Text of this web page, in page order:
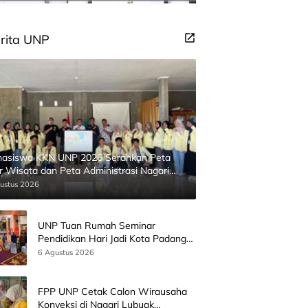
UNP
KKN UNP 2026 Serahkan Peta
Wisata dan Peta Administrasi Nagari
2026
UNP Tuan Rumah Seminar
Pendidikan Hari Jadi Kota Padang
Bersama Wamen Diktisainstek dan
6 Agustus 2026
FPP UNP Cetak Calon Wirausaha
Konveksi di Nagari Lubuak